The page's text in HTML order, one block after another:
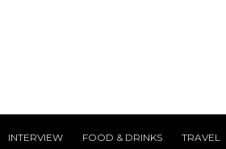
INTERVIEW FOOD & DRINKS TRAVEL